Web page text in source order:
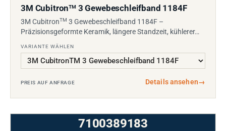
3M CubitronTM3 Gewebeschleifband 1184F
3M CubitronTM 3 Gewebeschleifband 1184F –
Präzisionsgeformte Keramik, längere Standzeit, kühlerer…
VARIANTE WÄHLEN
PREIS AUF ANFRAGE Details ansehen→
7100389183